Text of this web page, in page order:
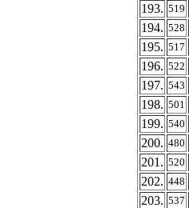
193. 519
194. 528
195. 517
196. 522
197. 543
198. 501
199. 540
200. 480
201. 520
202. 448
203. 537